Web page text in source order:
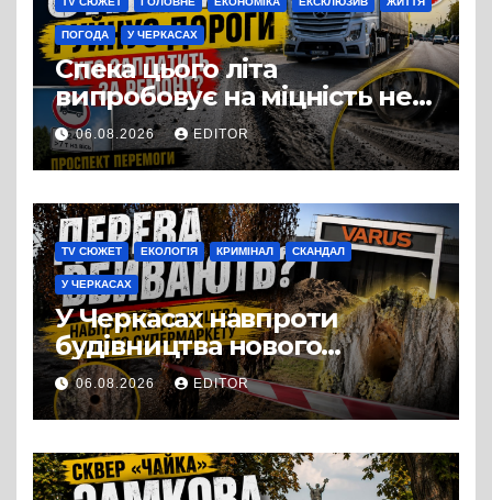
ПОГОДА У ЧЕРКАСАХ
Спека цього літа
випробовує на міцність не
лише людей, а й дороги
Черкас
06.08.2026 EDITOR
TV СЮЖЕТ ЕКОЛОГІЯ КРИМІНАЛ СКАНДАЛ
У ЧЕРКАСАХ
У Черкасах навпроти
будівництва нового
супермаркету VARUS на
проспекті Перемоги всохли
дерева. І це навряд чи
можна назвати
випадковістю
06.08.2026 EDITOR